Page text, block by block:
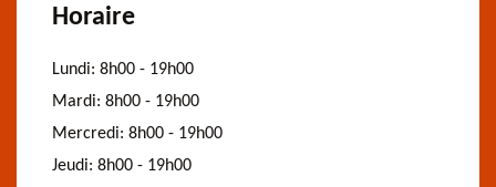
Horaire
Lundi: 8h00 - 19h00
Mardi: 8h00 - 19h00
Mercredi: 8h00 - 19h00
Jeudi: 8h00 - 19h00